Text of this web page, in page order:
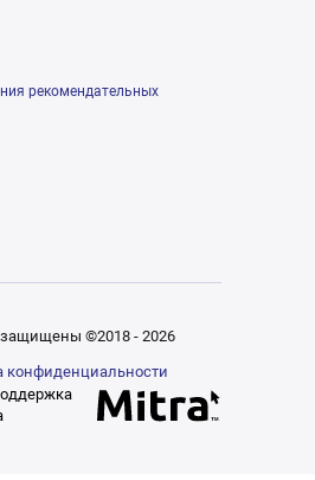
рекомендательных
защищены ©2018 - 2026
конфиденциальности